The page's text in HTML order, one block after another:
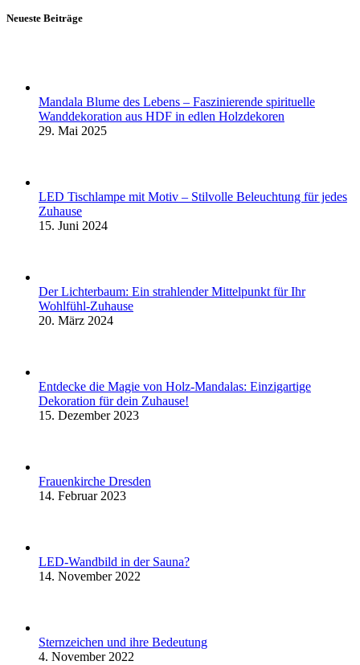
Neueste Beiträge
Mandala Blume des Lebens – Faszinierende spirituelle
Wanddekoration aus HDF in edlen Holzdekoren
29. Mai 2025
LED Tischlampe mit Motiv – Stilvolle Beleuchtung für jedes
Zuhause
15. Juni 2024
Der Lichterbaum: Ein strahlender Mittelpunkt für Ihr
Wohlfühl-Zuhause
20. März 2024
Entdecke die Magie von Holz-Mandalas: Einzigartige
Dekoration für dein Zuhause!
15. Dezember 2023
Frauenkirche Dresden
14. Februar 2023
LED-Wandbild in der Sauna?
14. November 2022
Sternzeichen und ihre Bedeutung
4. November 2022